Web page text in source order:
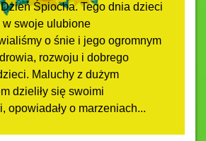
Śpiocha. Tego dnia dzieci
w swoje ulubione
o śnie i jego ogromnym
rozwoju i dobrego
Maluchy z dużym
dzieliły się swoimi
opowiadały o marzeniach...